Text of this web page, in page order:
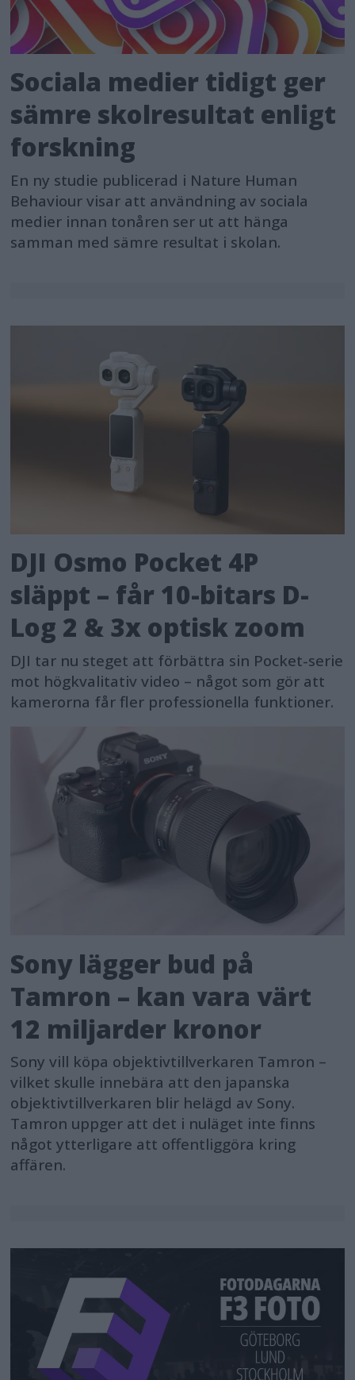
Sociala medier tidigt ger
sämre skolresultat enligt
forskning
En ny studie publicerad i Nature Human
Behaviour visar att användning av sociala
medier innan tonåren ser ut att hänga
samman med sämre resultat i skolan.
DJI Osmo Pocket 4P
släppt – får 10-bitars D-
Log 2 & 3x optisk zoom
DJI tar nu steget att förbättra sin Pocket-serie
mot högkvalitativ video – något som gör att
kamerorna får fler professionella funktioner.
Sony lägger bud på
Tamron – kan vara värt
12 miljarder kronor
Sony vill köpa objektivtillverkaren Tamron –
vilket skulle innebära att den japanska
objektivtillverkaren blir helägd av Sony.
Tamron uppger att det i nuläget inte finns
något ytterligare att offentliggöra kring
affären.